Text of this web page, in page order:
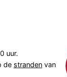
uur.
de strandenvan